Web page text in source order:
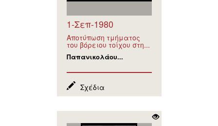
1-Σεπ-1980
Αποτύπωση τμήματος
του βόρειου τοίχου στη...
Παπανικολάου...
Σχέδια